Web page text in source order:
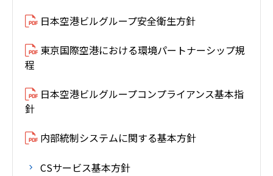
日本空港ビルグループ安全衛生方針
東京国際空港における環境パートナーシップ規
程
日本空港ビルグループコンプライアンス基本指
針
内部統制システムに関する基本方針
CSサービス基本方針